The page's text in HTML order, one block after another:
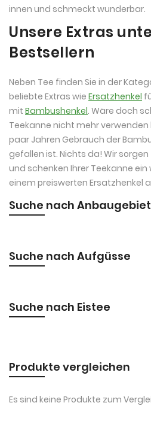
innen und schmeckt wunderbar.
Unsere Extras
Bestsellern
Neben Tee finden Sie in der
beliebte Extras wie Ersatzhenkel
mit Bambushenkel. Wäre doch
Teekanne nicht mehr verwenden
paar Jahren Gebrauch der
gefallen ist. Nichts da! Wir
und schenken Ihrer Teekanne
einem preiswerten Ersatzhenkel
Suche nach Anbaugebiet
Suche nach Aufgüsse
Suche nach Eistee
Produkte vergleichen
Es sind keine Produkte zum